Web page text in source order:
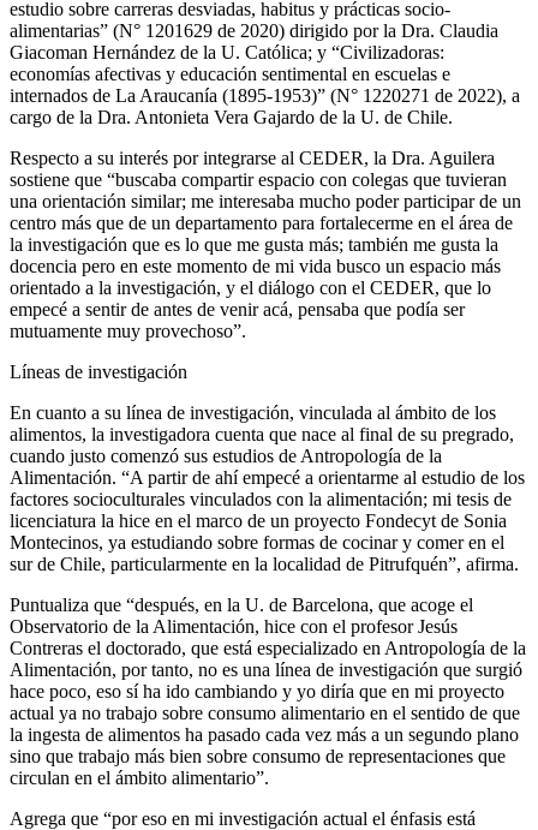
estudio sobre carreras desviadas, habitus y prácticas socio-
alimentarias” (N° 1201629 de 2020) dirigido por la Dra. Claudia
Giacoman Hernández de la U. Católica; y “Civilizadoras:
economías afectivas y educación sentimental en escuelas e
internados de La Araucanía (1895-1953)” (N° 1220271 de 2022), a
cargo de la Dra. Antonieta Vera Gajardo de la U. de Chile.
Respecto a su interés por integrarse al CEDER, la Dra. Aguilera
sostiene que “buscaba compartir espacio con colegas que tuvieran
una orientación similar; me interesaba mucho poder participar de un
centro más que de un departamento para fortalecerme en el área de
la investigación que es lo que me gusta más; también me gusta la
docencia pero en este momento de mi vida busco un espacio más
orientado a la investigación, y el diálogo con el CEDER, que lo
empecé a sentir de antes de venir acá, pensaba que podía ser
mutuamente muy provechoso”.
Líneas de investigación
En cuanto a su línea de investigación, vinculada al ámbito de los
alimentos, la investigadora cuenta que nace al final de su pregrado,
cuando justo comenzó sus estudios de Antropología de la
Alimentación. “A partir de ahí empecé a orientarme al estudio de los
factores socioculturales vinculados con la alimentación; mi tesis de
licenciatura la hice en el marco de un proyecto Fondecyt de Sonia
Montecinos, ya estudiando sobre formas de cocinar y comer en el
sur de Chile, particularmente en la localidad de Pitrufquén”, afirma.
Puntualiza que “después, en la U. de Barcelona, que acoge el
Observatorio de la Alimentación, hice con el profesor Jesús
Contreras el doctorado, que está especializado en Antropología de la
Alimentación, por tanto, no es una línea de investigación que surgió
hace poco, eso sí ha ido cambiando y yo diría que en mi proyecto
actual ya no trabajo sobre consumo alimentario en el sentido de que
la ingesta de alimentos ha pasado cada vez más a un segundo plano
sino que trabajo más bien sobre consumo de representaciones que
circulan en el ámbito alimentario”.
Agrega que “por eso en mi investigación actual el énfasis está